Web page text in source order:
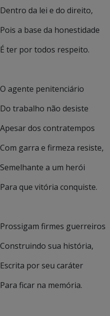
Dentro da lei e do direito,
Pois a base da honestidade
É ter por todos respeito.
O agente penitenciário
Do trabalho não desiste
Apesar dos contratempos
Com garra e firmeza resiste,
Semelhante a um herói
Para que vitória conquiste.
Prossigam firmes guerreiros
Construindo sua história,
Escrita por seu caráter
Para ficar na memória.